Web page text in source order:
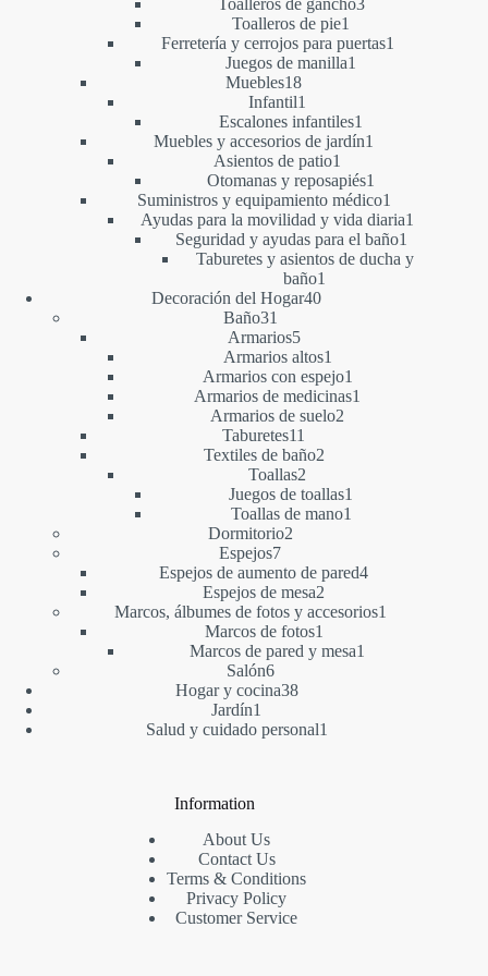
Toalleros de gancho3
Toalleros de pie1
producto
Ferretería y cerrojos para puertas1
Juegos de manilla1
Muebles1818
productos
Infantil1
producto
Escalones infantiles1
producto
Muebles y accesorios de jardín1
Asientos de patio1
producto
Otomanas y reposapiés1
producto
Suministros y equipamiento médico1
producto
Ayudas para la movilidad y vida diaria1
Seguridad y ayudas para el baño1
producto
Taburetes y asientos de ducha y
baño1
Decoración del Hogar4040
Baño31
productos
Armarios55
productos
Armarios altos1
producto
Armarios con espejo1
producto
Armarios de medicinas1
Armarios de suelo2
Taburetes11
productos
Textiles de baño22
Toallas2
productos
Juegos de toallas1
Toallas de mano1
Dormitorio22
Espejos77
productos
Espejos de aumento de pared44
Espejos de mesa2
productos
Marcos, álbumes de fotos y accesorios1
Marcos de fotos1
producto
Marcos de pared y mesa1
Salón66
productos
Hogar y cocina3838
Jardín1
producto
Salud y cuidado personal1
Information
About Us
Contact Us
Terms & Conditions
Privacy Policy
Customer Service